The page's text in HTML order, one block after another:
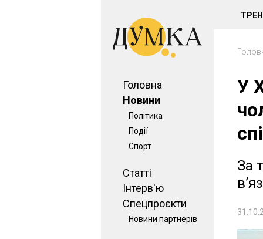
Головна
Новини
Політика
Події
Спорт
Статті
Інтерв'ю
Спецпроєкти
Новини партнерів
У
За